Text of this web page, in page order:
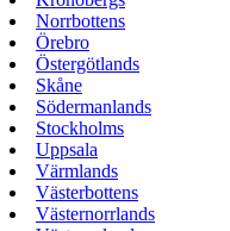
Norrbottens
Örebro
Östergötlands
Skåne
Södermanlands
Stockholms
Uppsala
Värmlands
Västerbottens
Västernorrlands